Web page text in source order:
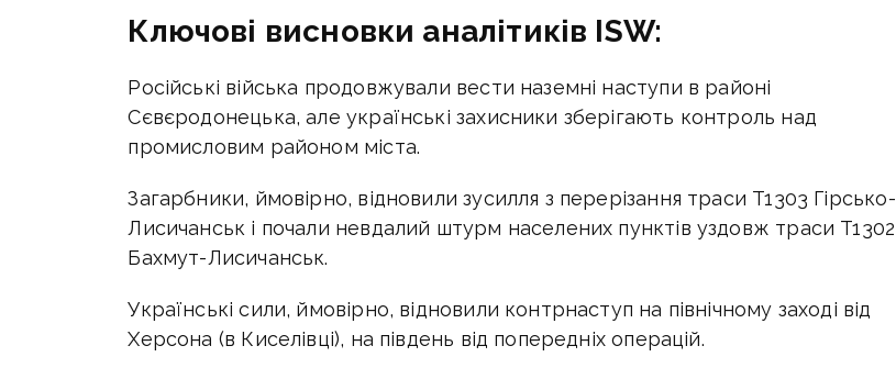
Ключові висновки аналітиків ISW:
Російські війська продовжували вести наземні наступи в районі
Сєвєродонецька, але українські захисники зберігають контроль над
промисловим районом міста.
Загарбники, ймовірно, відновили зусилля з перерізання траси T1303 Гірсько-
Лисичанськ і почали невдалий штурм населених пунктів уздовж траси T1302
Бахмут-Лисичанськ.
Українські сили, ймовірно, відновили контрнаступ на північному заході від
Херсона (в Киселівці), на південь від попередніх операцій.